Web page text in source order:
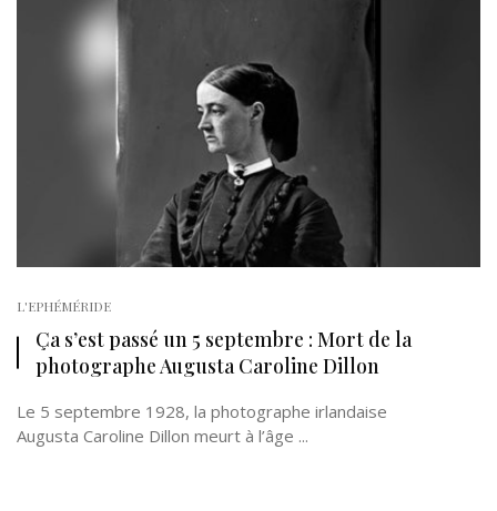
L'EPHÉMÉRIDE
Ça s’est passé un 5 septembre : Mort de la
photographe Augusta Caroline Dillon
Le 5 septembre 1928, la photographe irlandaise
Augusta Caroline Dillon meurt à l’âge ...